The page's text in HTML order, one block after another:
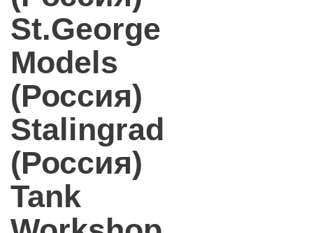
St.George
Models
(Россия)
Stalingrad
(Россия)
Tank